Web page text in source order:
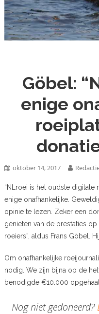
Göbel:
enige
oktober 14, 2017
“NLroei is het oudste
enige onafhankelijke.
opinie te lezen. Zeker een
genieten van de prestaties
roeiers”, aldus Frans Göbel. Hij
Om onafhankelijke
nodig. We zijn bijna op de
benodigde €10.000
Nog niet gedoneerd?